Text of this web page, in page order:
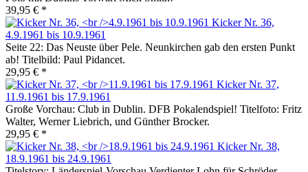
39,95 € *
Kicker Nr. 36,
4.9.1961 bis 10.9.1961
Seite 22: Das Neuste über Pele. Neunkirchen gab den ersten Punkt
ab! Titelbild: Paul Pidancet.
29,95 € *
Kicker Nr. 37,
11.9.1961 bis 17.9.1961
Große Vorchau: Club in Dublin. DFB Pokalendspiel! Titelfoto: Fritz
Walter, Werner Liebrich, und Günther Brocker.
29,95 € *
Kicker Nr. 38,
18.9.1961 bis 24.9.1961